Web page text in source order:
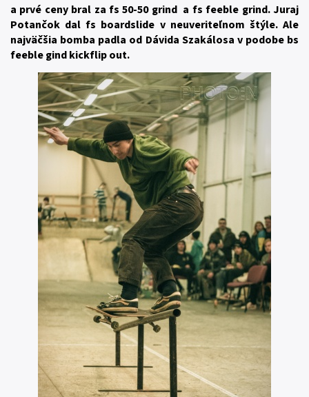
a prvé ceny bral za fs 50-50 grind a fs feeble grind. Juraj
Potančok dal fs boardslide v neuveriteľnom štýle. Ale
najväčšia bomba padla od Dávida Szakálosa v podobe bs
feeble gind kickflip out.